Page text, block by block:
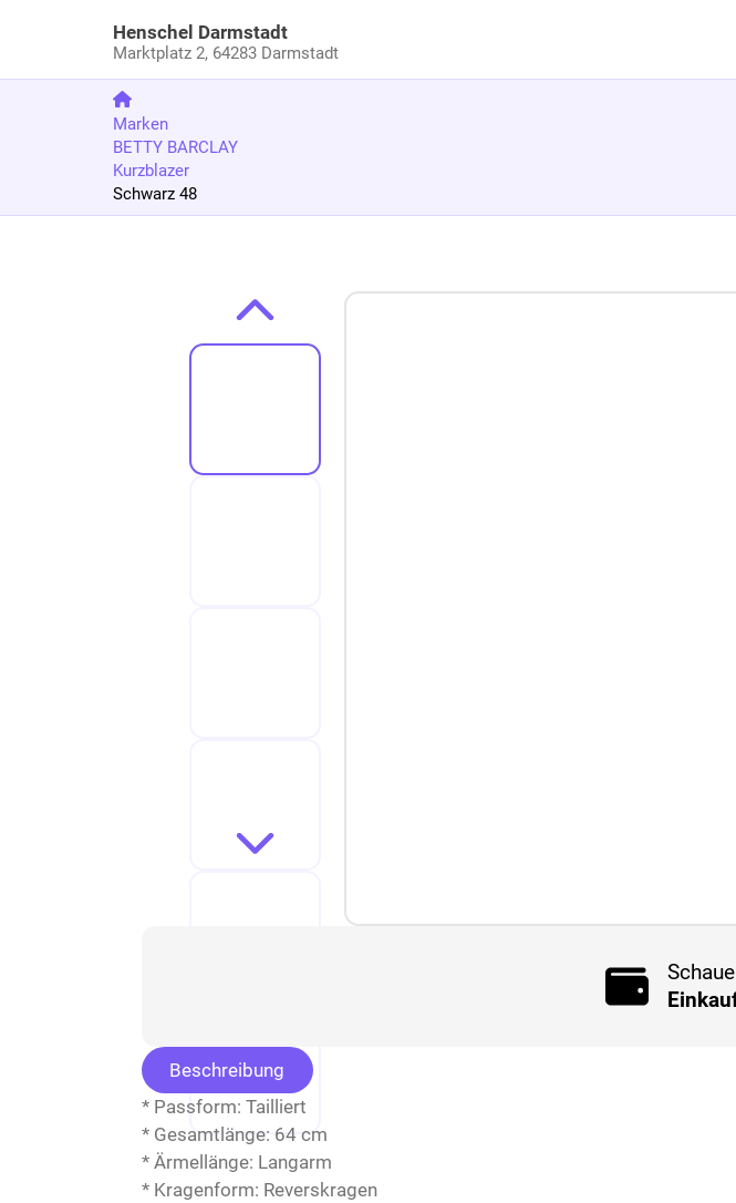
Henschel Darmstadt
Marktplatz 2, 64283 Darmstadt
Marken
BETTY BARCLAY
Kurzblazer
Schwarz 48
Zur Produktbeschreibung springen
Beschreibung
* Passform: Tailliert
* Gesamtlänge: 64 cm
* Ärmellänge: Langarm
* Kragenform: Reverskragen